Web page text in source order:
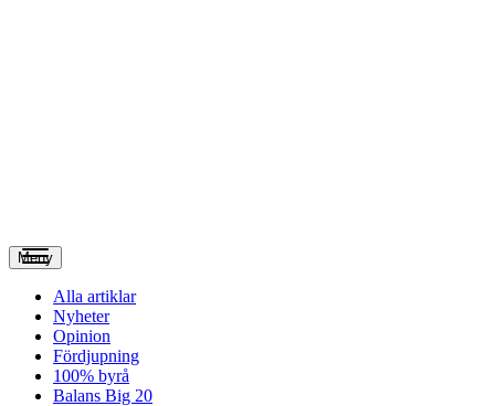
Meny
Alla artiklar
Nyheter
Opinion
Fördjupning
100% byrå
Balans Big 20